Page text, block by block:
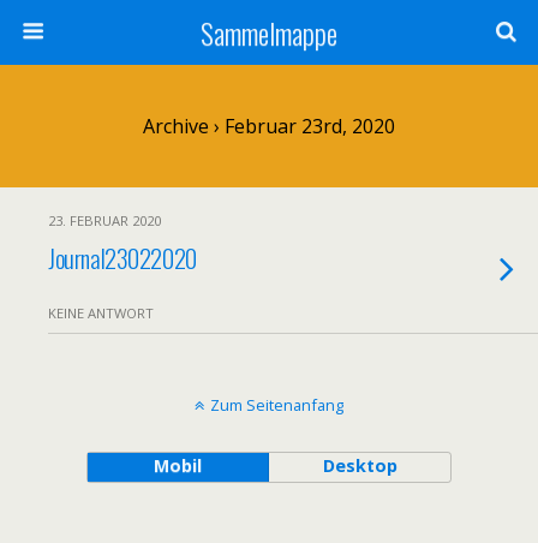
Sammelmappe
Archive › Februar 23rd, 2020
23. FEBRUAR 2020
Journal23022020
KEINE ANTWORT
Zum Seitenanfang
Mobil Desktop